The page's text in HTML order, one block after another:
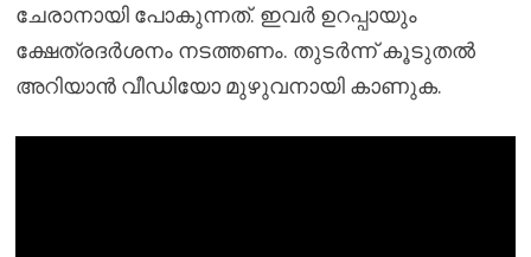
ചേരാനായി പോകുന്നത്. ഇവർ ഉറപ്പായും
ക്ഷേത്രദർശനം നടത്തണം. തുടർന്ന് കൂടുതൽ
അറിയാൻ വീഡിയോ മുഴുവനായി കാണുക.